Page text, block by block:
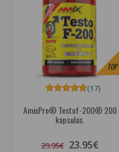
TOP
AmixPro® Testof-200® 200
kapsulas.
(17)
29.95€ 23.95€